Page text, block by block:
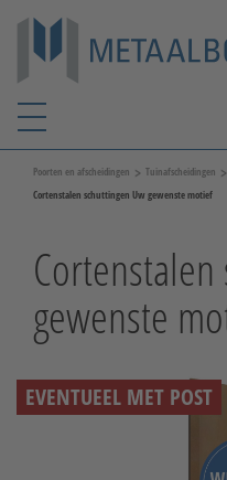
Poorten en afscheidingen > Tuinafscheidingen >
Cortenstalen schuttingen Uw gewenste motief
gewenste
EVENTUEEL MET POST